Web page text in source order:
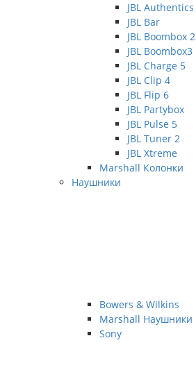
JBL Authentics
JBL Bar
JBL Boombox 2
JBL Boombox3
JBL Charge 5
JBL Clip 4
JBL Flip 6
JBL Partybox
JBL Pulse 5
JBL Tuner 2
JBL Xtreme
Marshall Колонки
Наушники
Bowers & Wilkins
Marshall Наушники
Sony